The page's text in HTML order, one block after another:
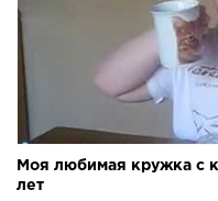
Моя любимая кружка с
лет